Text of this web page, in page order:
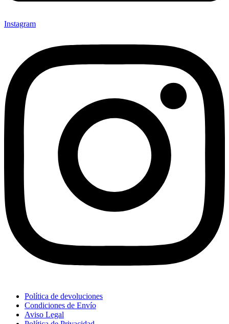
Instagram
Política de devoluciones
Condiciones de Envío
Aviso Legal